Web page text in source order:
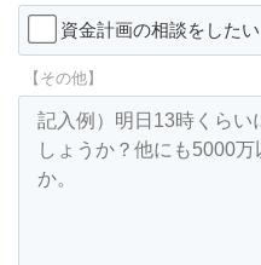
資金計画の相談をしたい
【その他】